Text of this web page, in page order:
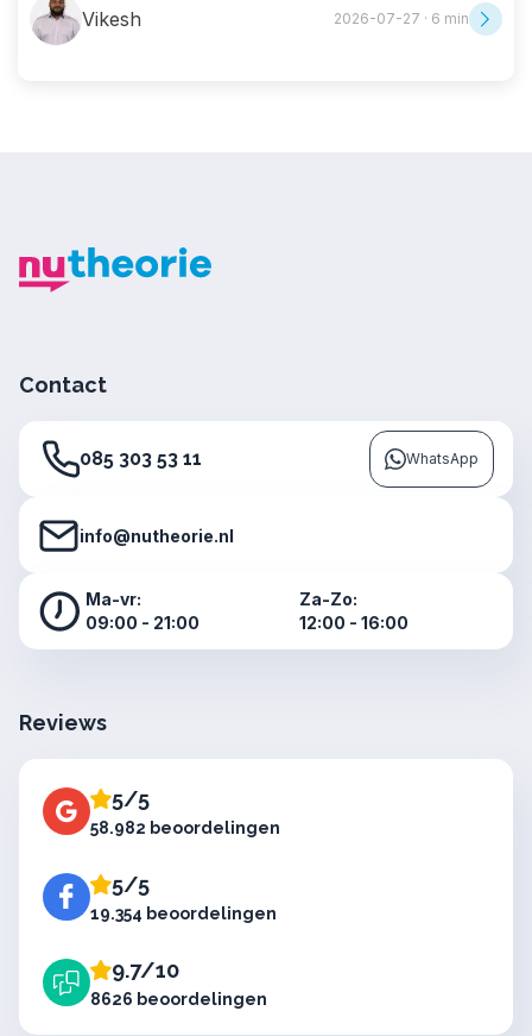
Vikesh 2026-07-27 · 6 min
Contact
085 303 53 11 WhatsApp
info@nutheorie.nl
Ma-vr:
09:00 - 21:00
Za-Zo:
12:00 - 16:00
Reviews
5/5
58.982 beoordelingen
5/5
19.354 beoordelingen
9.7/10
8626 beoordelingen